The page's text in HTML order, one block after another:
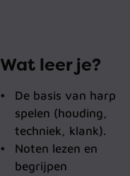
Wat leer je?
De basis van harp
spelen (houding,
techniek, klank).
Noten lezen en
begrijpen